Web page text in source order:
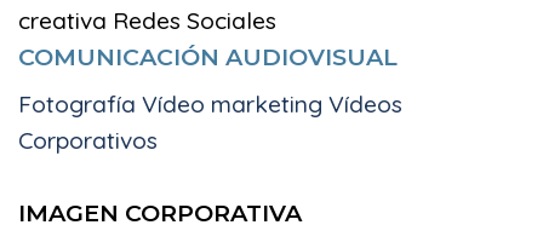
creativa Redes Sociales
COMUNICACIÓN AUDIOVISUAL
Fotografía Vídeo marketing Vídeos
Corporativos
IMAGEN CORPORATIVA